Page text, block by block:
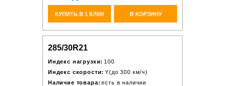
КУПИТЬ В 1 КЛИК В КОРЗИНУ
285/30R21
Индекс нагрузки: 100
Индекс скорости: Y(до 300 км/ч)
Наличие товара: есть в наличии